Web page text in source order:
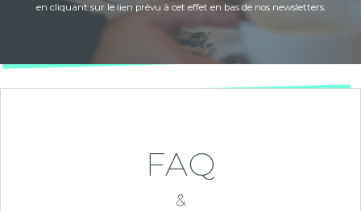
en cliquant sur le lien prévu à cet effet en bas de nos newsletters.
FAQ
&